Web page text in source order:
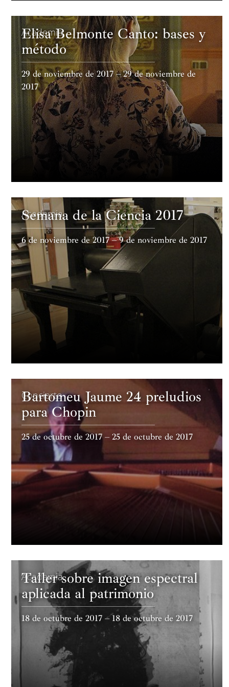
Academia
Elisa Belmonte Canto: bases y
método
29 de noviembre de 2017 – 29 de noviembre de
2017
Academia
Semana de la Ciencia 2017
6 de noviembre de 2017 – 9 de noviembre de 2017
Concierto
Bartomeu Jaume 24 preludios
para Chopin
25 de octubre de 2017 – 25 de octubre de 2017
Academia
Taller sobre imagen espectral
aplicada al patrimonio
18 de octubre de 2017 – 18 de octubre de 2017